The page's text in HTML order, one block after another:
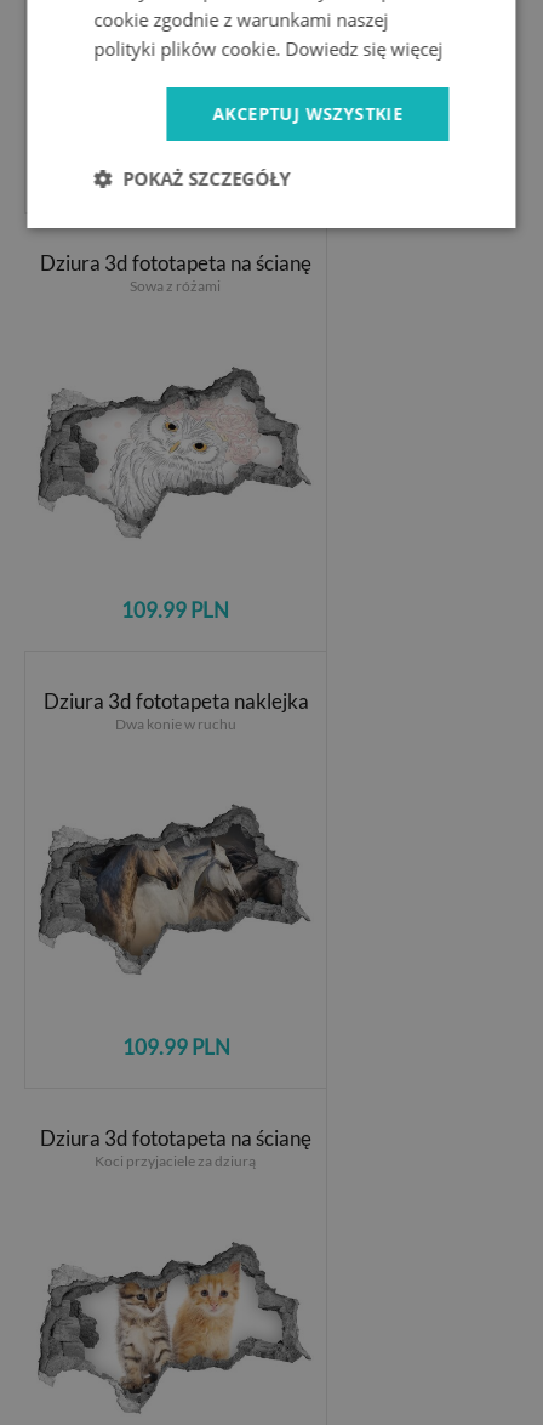
109.99 PLN
Dziura 3d fototapeta na ścianę
Sowa z różami
109.99 PLN
Dziura 3d fototapeta naklejka
Dwa konie w ruchu
109.99 PLN
Dziura 3d fototapeta na ścianę
Koci przyjaciele za dziurą
cookie zgodnie z warunkami naszej
polityki plików cookie. Dowiedz się więcej
AKCEPTUJ WSZYSTKIE
POKAŻ SZCZEGÓŁY